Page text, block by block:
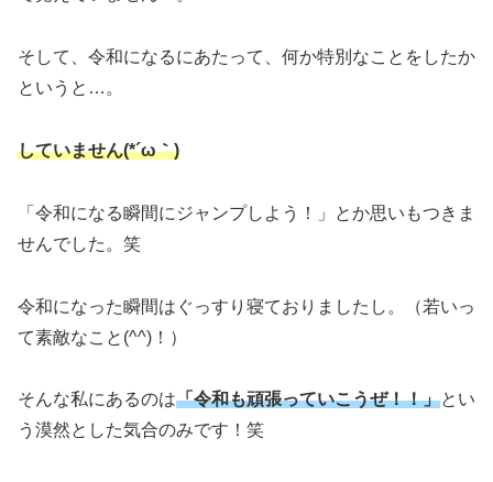
そして、令和になるにあたって、何か特別なことをしたか
というと…。
していません(*´ω｀)
「令和になる瞬間にジャンプしよう！」とか思いもつきま
せんでした。笑
令和になった瞬間はぐっすり寝ておりましたし。（若いっ
て素敵なこと(^^)！）
そんな私にあるのは「令和も頑張っていこうぜ！！」とい
う漠然とした気合のみです！笑